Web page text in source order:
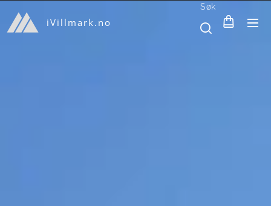
iVillmark.no
Søk